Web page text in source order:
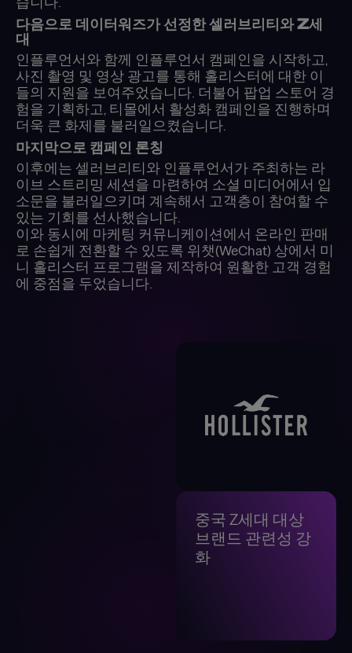
다음으로 데이터워즈가 선정한 셀러브리티와 Z세
대
인플루언서와 함께 인플루언서 캠페인을 시작하고,
사진 촬영 및 영상 광고를 통해 홀리스터에 대한 이
들의 지원을 보여주었습니다. 더불어 팝업 스토어 경
험을 기획하고, 티몰에서 활성화 캠페인을 진행하며
더욱 큰 화제를 불러일으켰습니다.
마지막으로 캠페인 론칭
이후에는 셀러브리티와 인플루언서가 주최하는 라
이브 스트리밍 세션을 마련하여 소셜 미디어에서 입
소문을 불러일으키며 계속해서 고객층이 참여할 수
있는 기회를 선사했습니다.
이와 동시에 마케팅 커뮤니케이션에서 온라인 판매
로 손쉽게 전환할 수 있도록 위챗(WeChat) 상에서 미
니 홀리스터 프로그램을 제작하여 원활한 고객 경험
에 중점을 두었습니다.
중국 Z세대 대상
브랜드 관련성 강
화